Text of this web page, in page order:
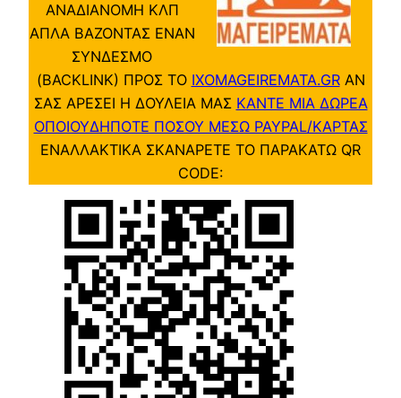
ΑΝΑΔΙΑΝΟΜΗ ΚΛΠ
ΑΠΛΑ ΒΑΖΟΝΤΑΣ ΕΝΑΝ
ΣΥΝΔΕΣΜΟ
(BACKLINK) ΠΡΟΣ ΤΟ IXOMAGEIREMATA.GRΑΝ
ΣΑΣ ΑΡΕΣΕΙ Η ΔΟΥΛΕΙΑ ΜΑΣ ΚΑΝΤΕ ΜΙΑ ΔΩΡΕΑ
ΟΠΟΙΟΥΔΗΠΟΤΕ ΠΟΣΟΥ ΜΕΣΩ PAYPAL/ΚΑΡΤΑΣ
ΕΝΑΛΛΑΚΤΙΚΑ ΣΚΑΝΑΡΕΤΕ ΤΟ ΠΑΡΑΚΑΤΩ QR
CODE: